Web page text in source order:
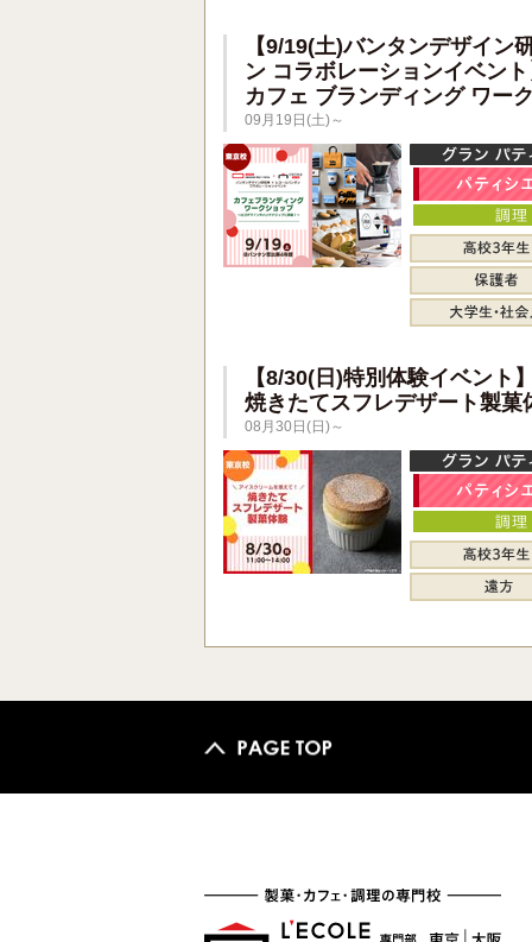
【9/19(土)バンタンデザイン
ン コラボレーションイベン
カフェ ブランディング ワー
09月19日(土)～
【8/30(日)特別体験イベント
焼きたてスフレデザート製菓
08月30日(日)～